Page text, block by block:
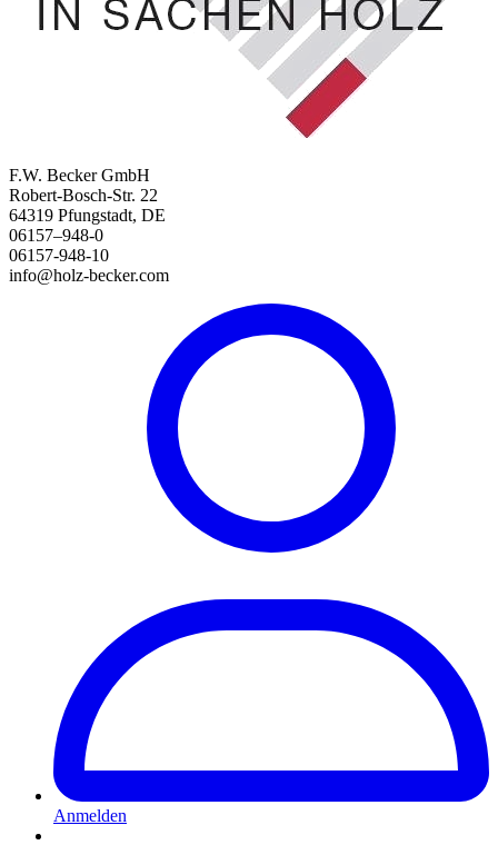
F.W. Becker GmbH
Robert-Bosch-Str. 22
64319 Pfungstadt, DE
06157–948-0
06157-948-10
info@holz-becker.com
Anmelden